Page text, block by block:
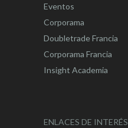
Eventos
Corporama
Doubletrade Francia
Corporama Francia
Insight Academia
ENLACES DE INTERÉS